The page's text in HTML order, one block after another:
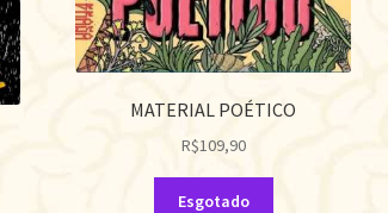
MATERIAL POÉTICO
R$109,90
Esgotado